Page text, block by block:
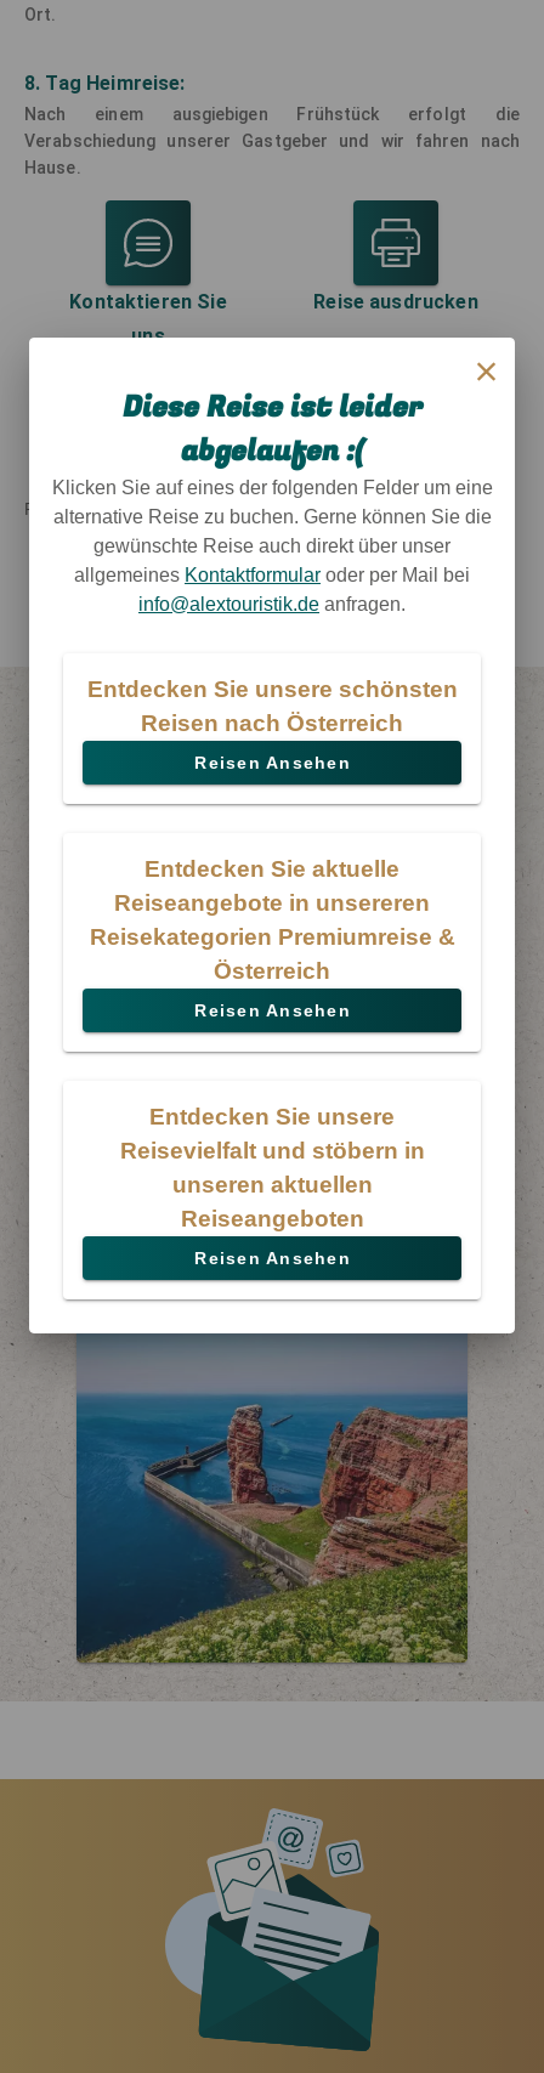
Ort.
8. Tag Heimreise:
Nach einem ausgiebigen Frühstück erfolgt die
Verabschiedung unserer Gastgeber und wir fahren nach
Hause.
Kontaktieren Sie
uns
Reise ausdrucken
Reise teilen
Reiseübersicht Österreich | Premiumreise, Österreich
Premiumreise
Das könnte Ihnen auch gefallen
Finden Sie hier weitere tolle Reiseangebote in
Diese Reise ist leider
abgelaufen :(
Klicken Sie auf eines der folgenden Felder um eine
alternative Reise zu buchen. Gerne können Sie die
gewünschte Reise auch direkt über unser
allgemeines Kontaktformular oder per Mail bei
info@alextouristik.de anfragen.
Entdecken Sie unsere schönsten
Reisen nach Österreich
Reisen Ansehen
Entdecken Sie aktuelle
Reiseangebote in unsereren
Reisekategorien Premiumreise &
Österreich
Reisen Ansehen
Entdecken Sie unsere
Reisevielfalt und stöbern in
unseren aktuellen
Reiseangeboten
Reisen Ansehen